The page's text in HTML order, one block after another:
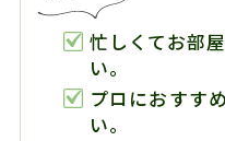
忙しくてお部
い。
プロにおすす
い。